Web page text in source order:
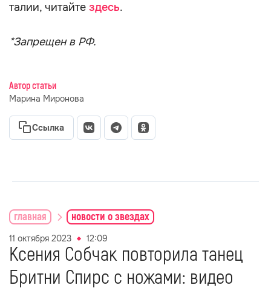
талии, читайте здесь.
*Запрещен в РФ.
Автор статьи
Марина Миронова
Ссылка
главная новости о звездах
11 октября 2023 12:09
Ксения Собчак повторила танец
Бритни Спирс с ножами: видео